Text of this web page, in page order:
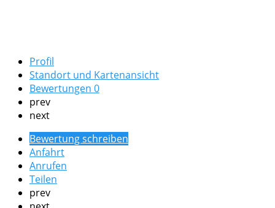
Profil
Standort und Kartenansicht
Bewertungen 0
prev
next
Bewertung schreiben
Anfahrt
Anrufen
Teilen
prev